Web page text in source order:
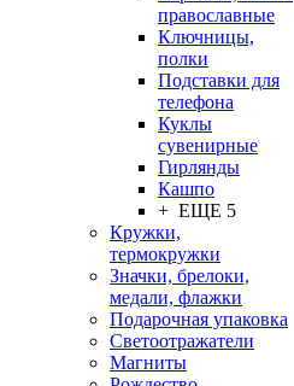
православные
Ключницы,
полки
Подставки для
телефона
Куклы
сувенирные
Гирлянды
Кашпо
+ ЕЩЕ 5
Кружки,
термокружки
Значки, брелоки,
медали, флажки
Подарочная упаковка
Светоотражатели
Магниты